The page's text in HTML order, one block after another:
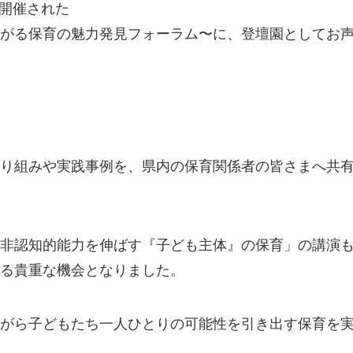
催された
る保育の魅力発見フォーラム〜に、登壇園としてお
組みや実践事例を、県内の保育関係者の皆さまへ共
認知的能力を伸ばす『子ども主体』の保育」の講演
貴重な機会となりました。
ら子どもたち一人ひとりの可能性を引き出す保育を